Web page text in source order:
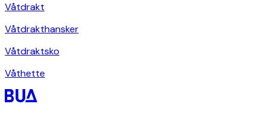
Våtdrakt
Våtdrakthansker
Våtdraktsko
Våthette